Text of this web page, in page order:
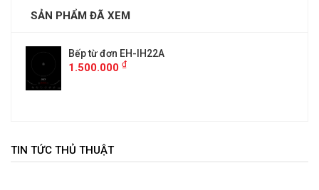
SẢN PHẨM ĐÃ XEM
Bếp từ đơn EH-IH22A
1.500.000 ₫
TIN TỨC THỦ THUẬT